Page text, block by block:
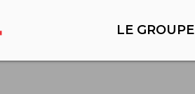
LE GROUPE